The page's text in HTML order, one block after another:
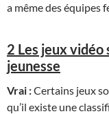
a même des équipes
2 Les jeux
jeunesse
Vrai :Certains jeux
qu’il existe une